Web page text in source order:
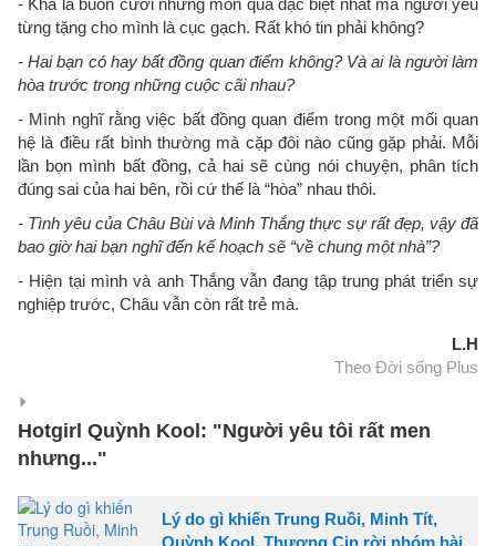
- Khá là buồn cười nhưng món quà đặc biệt nhất mà người yêu
từng tặng cho mình là cục gạch. Rất khó tin phải không?
- Hai bạn có hay bất đồng quan điểm không? Và ai là người làm
hòa trước trong những cuộc cãi nhau?
- Mình nghĩ rằng việc bất đồng quan điểm trong một mối quan
hệ là điều rất bình thường mà cặp đôi nào cũng gặp phải. Mỗi
lần bọn mình bất đồng, cả hai sẽ cùng nói chuyện, phân tích
đúng sai của hai bên, rồi cứ thế là “hòa” nhau thôi.
- Tình yêu của Châu Bùi và Minh Thắng thực sự rất đẹp, vậy đã
bao giờ hai bạn nghĩ đến kế hoạch sẽ “về chung một nhà”?
- Hiện tại mình và anh Thắng vẫn đang tập trung phát triển sự
nghiệp trước, Châu vẫn còn rất trẻ mà.
L.H
Theo Đời sống Plus
Hotgirl Quỳnh Kool: "Người yêu tôi rất men
nhưng..."
Lý do gì khiến Trung Ruồi, Minh Tít,